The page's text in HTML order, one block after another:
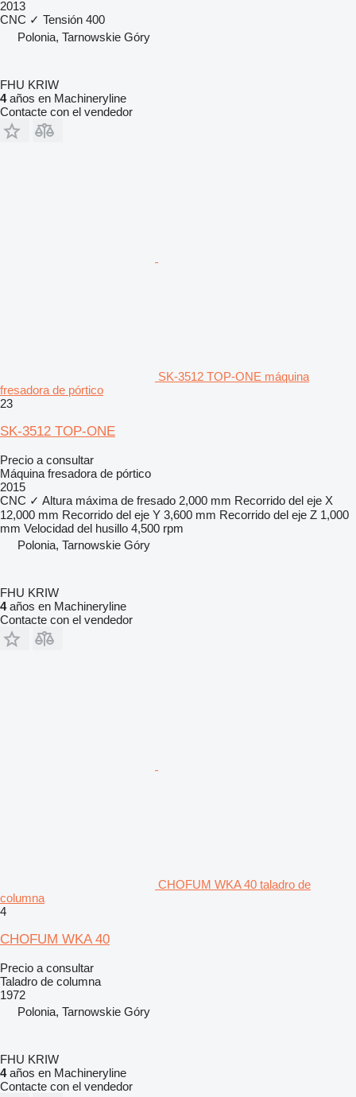
2013
CNC ✓ Tensión 400
Polonia, Tarnowskie Góry
FHU KRIW
4años en Machineryline
Contacte con el vendedor
SK-3512 TOP-ONE máquina
fresadora de pórtico
23
SK-3512 TOP-ONE
Precio a consultar
Máquina fresadora de pórtico
2015
CNC ✓ Altura máxima de fresado 2,000 mm Recorrido del eje X
12,000 mm Recorrido del eje Y 3,600 mm Recorrido del eje Z 1,000
mm Velocidad del husillo 4,500 rpm
Polonia, Tarnowskie Góry
FHU KRIW
4años en Machineryline
Contacte con el vendedor
CHOFUM WKA 40 taladro de
columna
4
CHOFUM WKA 40
Precio a consultar
Taladro de columna
1972
Polonia, Tarnowskie Góry
FHU KRIW
4años en Machineryline
Contacte con el vendedor